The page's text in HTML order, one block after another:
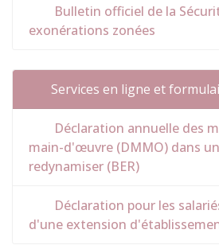
Bulletin officiel de la
exonérations zonées
Services en ligne et
Déclaration annuelle des
main-d'œuvre (DMMO) dans
redynamiser (BER)
Déclaration pour les
d'une extension